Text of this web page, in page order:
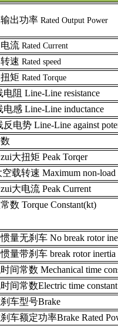
出功率 Rated Output Power
流 Rated Current
速 Rated speed
矩 Rated Torque
电阻 Line-Line resistance
电感 Line-Line inductance
反电势 Line-Line against
大扭矩 Peak Torqer
载转速 Maximum non-load
大电流 Peak Current
数 Torque Constant(kt)
量无刹车 No break rotor
量带刹车 break rotor inertia
间常数 Mechanical time
间常数Electric time constant
车型号Brake
车额定功率Brake Rated